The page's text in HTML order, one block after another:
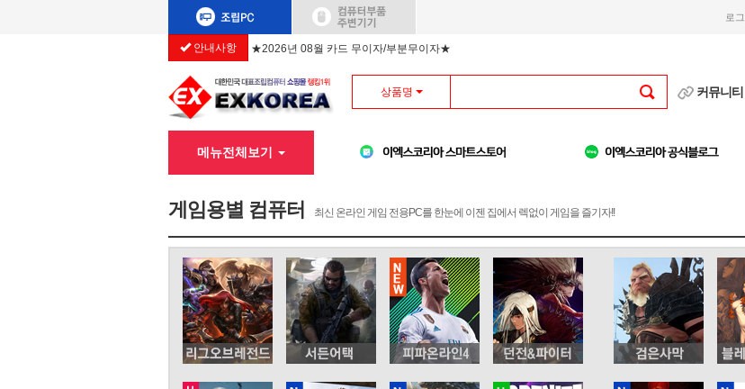
로
안내사항 ★2026년 08월 카드 무이자/부분무이자★
상품명 커뮤니티
메뉴전체보기
게임용별 컴퓨터 최신 온라인 게임 전용PC를 한눈에 이젠 집에서 렉없이 게임을 즐기자!!